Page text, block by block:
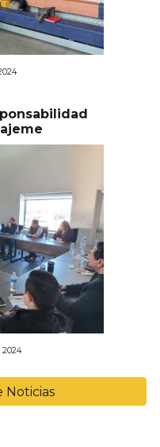
2024
Noticias